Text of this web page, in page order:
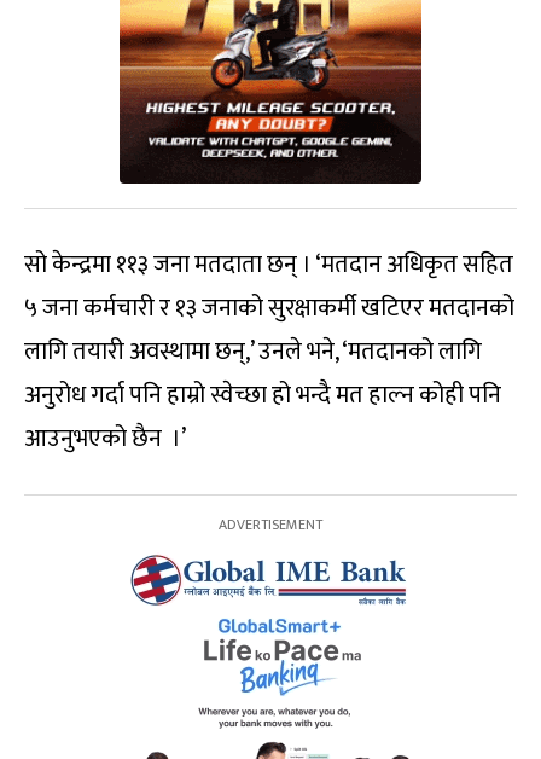
सो केन्द्रमा ११३ जना मतदाता छन् । ‘मतदान अधिकृत सहित
५ जना कर्मचारी र १३ जनाको सुरक्षाकर्मी खटिएर मतदानको
लागि तयारी अवस्थामा छन्,’ उनले भने, ‘मतदानको लागि
अनुरोध गर्दा पनि हाम्रो स्वेच्छा हो भन्दै मत हाल्न कोही पनि
आउनुभएको छैन ।’